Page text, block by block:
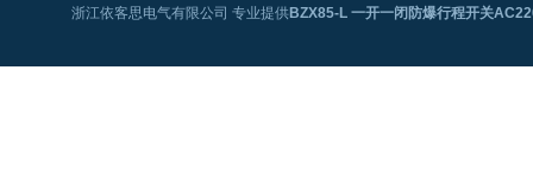
浙江依客思电气有限公司 专业提供BZX85-L 一开一闭防爆行程开关